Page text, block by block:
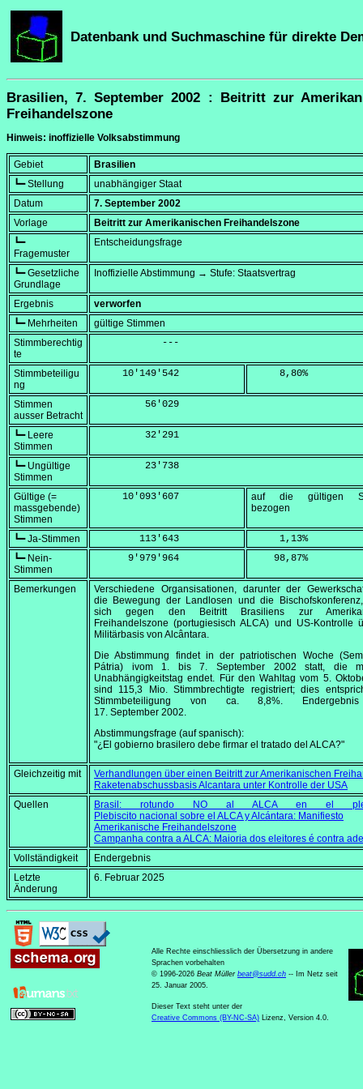
Datenbank und Suchmaschine für direkte
Brasilien, 7. September 2002 : Beitritt zur
Freihandelszone
Hinweis: inoffizielle Volksabstimmung
Gebiet
Brasilien
┗━ Stellung
unabhängiger Staat
Datum
7. September 2002
Vorlage
Beitritt zur Amerikanischen Freihandelszone
┗━
Fragemuster
Entscheidungsfrage
┗━ Gesetzliche
Grundlage
Inoffizielle Abstimmung → Stufe: Staatsvertrag
Ergebnis
verworfen
┗━ Mehrheiten
gültige Stimmen
Stimmberechtig
te
            ---
Stimmbeteiligu
ng
     10'149'542
     8,80
%
Stimmen
ausser Betracht
         56'029
┗━ Leere
Stimmen
         32'291
┗━ Ungültige
Stimmen
         23'738
Gültige (=
massgebende)
Stimmen
     10'093'607
auf die gültigen
bezogen
┗━ Ja-Stimmen
        113'643
     1,13
%
┗━ Nein-
Stimmen
      9'979'964
    98,87
%
Bemerkungen
Verschiedene Organsisationen, darunter der
die Bewegung der Landlosen und die
sich gegen den Beitritt Brasiliens zur
Freihandelszone (portugiesisch ALCA) und US-Kontrolle
Militärbasis von Alcântara.
Die Abstimmung findet in der patriotischen Woche (
Pátria) ivom 1. bis7. September 2002 statt, die
Unabhängigkeitstag endet. Für den Wahltag vom 5.
sind 115,3 Mio. Stimmbrechtigte registriert; dies
Stimmbeteiligung von ca. 8,8%.
17. September 2002.
Abstimmungsfrage (auf spanisch):
"¿El gobierno brasilero debe firmar el tratado del ALCA?"
Gleichzeitig mit
Verhandlungen über einen Beitritt zur Amerikanischen
Raketenabschussbasis Alcantara unter Kontrolle der USA
Quellen
Brasil: rotundo NO al ALCA en el
Plebiscito nacional sobre el ALCA y Alcántara: Manifiesto
Amerikanische Freihandelszone
Campanha contra a ALCA: Maioria dos eleitores é contra
Vollständigkeit
Endergebnis
Letzte
Änderung
6. Februar 2025
Alle Rechte einschliesslich der Übersetzung in andere
Sprachen vorbehalten
© 1996-2026 Beat Müller beat@sudd.ch -- Im Netz seit
25. Januar 2005.
Dieser Text steht unter der
Creative Commons (BY-NC-SA) Lizenz, Version 4.0.